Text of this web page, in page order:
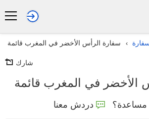
› سفارة الرأس الأخضر في المغرب قائمة
شارك
الأخضر في المغرب قائمة
مساعدة؟ دردش معنا